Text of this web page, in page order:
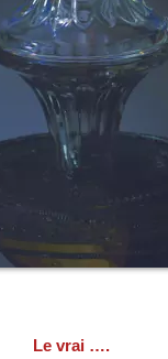
Le vrai ….